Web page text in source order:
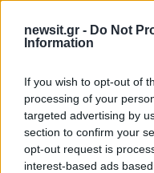
newsit.gr - Do Not
Information
If you wish to opt-out of
processing of your
targeted advertising by
section to confirm your
opt-out request is
interest-based ads